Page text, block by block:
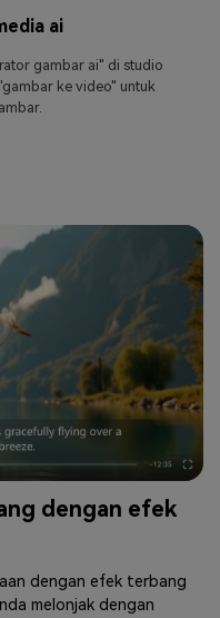
ai
gambar ai" di studio
ke video" untuk
dengan efek
dengan efek terbang
melonjak dengan